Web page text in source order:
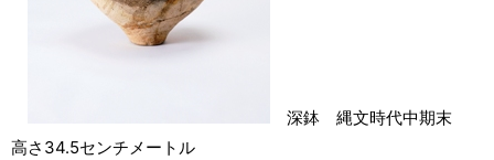
深鉢 縄文時代中期末
高さ34.5センチメートル